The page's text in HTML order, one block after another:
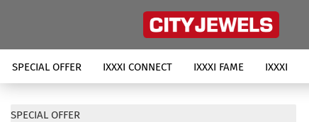
SPECIAL OFFER IXXXI CONNECT IXXXI FAME IXXXI
SPECIAL OFFER